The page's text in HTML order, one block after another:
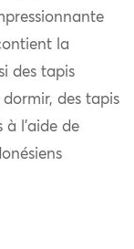
la
des tapis
des tapis
à l’aide de